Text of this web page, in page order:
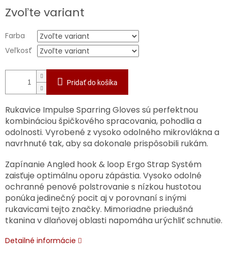
cena:
Zvoľte variant
Farba
Veľkosť
Pridať do košíka
Rukavice Impulse Sparring Gloves sú perfektnou
kombináciou špičkového spracovania, pohodlia a
odolnosti. Vyrobené z vysoko odolného mikrovlákna a
navrhnuté tak, aby sa dokonale prispôsobili rukám.
Zapínanie Angled hook & loop Ergo Strap Systém
zaisťuje optimálnu oporu zápästia. Vysoko odolné
ochranné penové polstrovanie s nízkou hustotou
ponúka jedinečný pocit aj v porovnaní s inými
rukavicami tejto značky. Mimoriadne priedušná
tkanina v dlaňovej oblasti napomáha urýchliť schnutie.
Detailné informácie